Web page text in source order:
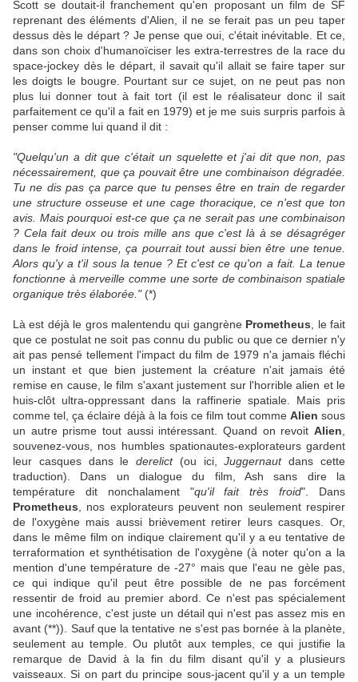
Scott se doutait-il franchement qu'en proposant un film de SF
reprenant des éléments d'Alien, il ne se ferait pas un peu taper
dessus dès le départ ? Je pense que oui, c'était inévitable. Et ce,
dans son choix d'humanoïciser les extra-terrestres de la race du
space-jockey dès le départ, il savait qu'il allait se faire taper sur
les doigts le bougre. Pourtant sur ce sujet, on ne peut pas non
plus lui donner tout à fait tort (il est le réalisateur donc il sait
parfaitement ce qu'il a fait en 1979) et je me suis surpris parfois à
penser comme lui quand il dit :
"Quelqu'un a dit que c'était un squelette et j'ai dit que non, pas
nécessairement, que ça pouvait être une combinaison dégradée.
Tu ne dis pas ça parce que tu penses être en train de regarder
une structure osseuse et une cage thoracique, ce n'est que ton
avis. Mais pourquoi est-ce que ça ne serait pas une combinaison
? Cela fait deux ou trois mille ans que c'est là à se désagréger
dans le froid intense, ça pourrait tout aussi bien être une tenue.
Alors qu'y a t'il sous la tenue ? Et c'est ce qu'on a fait. La tenue
fonctionne à merveille comme une sorte de combinaison spatiale
organique très élaborée."(*)
Là est déjà le gros malentendu qui gangrène Prometheus , le fait
que ce postulat ne soit pas connu du public ou que ce dernier n'y
ait pas pensé tellement l'impact du film de 1979 n'a jamais fléchi
un instant et que bien justement la créature n'ait jamais été
remise en cause, le film s'axant justement sur l'horrible alien et le
huis-clôt ultra-oppressant dans la raffinerie spatiale. Mais pris
comme tel, ça éclaire déjà à la fois ce film tout comme Alien sous
un autre prisme tout aussi intéressant. Quand on revoit Alien
souvenez-vous, nos humbles spationautes-explorateurs gardent
leur casques dans lederelict(ou ici,Juggernautdans cette
traduction). Dans un dialogue du film, Ash sans dire la
température dit nonchalament "qu'il fait très froid". Dans
Prometheus , nos explorateurs peuvent non seulement respirer
de l'oxygène mais aussi brièvement retirer leurs casques. Or,
dans le même film on indique clairement qu'il y a eu tentative de
terraformation et synthétisation de l'oxygène (à noter qu'on a la
mention d'une température de -27° mais que l'eau ne gèle pas,
ce qui indique qu'il peut être possible de ne pas forcément
ressentir de froid au premier abord. Ce n'est pas spécialement
une incohérence, c'est juste un détail qui n'est pas assez mis en
avant (**)). Sauf que la tentative ne s'est pas bornée à la planète,
seulement au temple. Ou plutôt aux temples, ce qui justifie la
remarque de David à la fin du film disant qu'il y a plusieurs
vaisseaux. Si on part du principe sous-jacent qu'il y a un temple